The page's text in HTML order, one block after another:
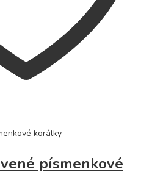
písmenkové